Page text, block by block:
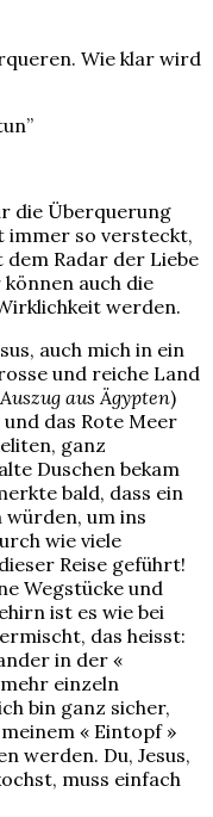
Wie klar wird
die Überquerung
immer so versteckt,
Radar der Liebe
auch die
werden.
auch mich in ein
und reiche Land
Auszug aus Ägypten)
das Rote Meer
ganz
Duschen bekam
bald, dass ein
um ins
wie viele
Reise geführt!
Wegstücke und
ist es wie bei
das heisst:
in der «
einzeln
bin ganz sicher,
« Eintopf »
werden. Du, Jesus,
muss einfach